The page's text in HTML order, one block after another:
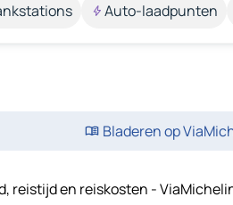
Auto-laadpunten
Bladeren op
reistijd en reiskosten -